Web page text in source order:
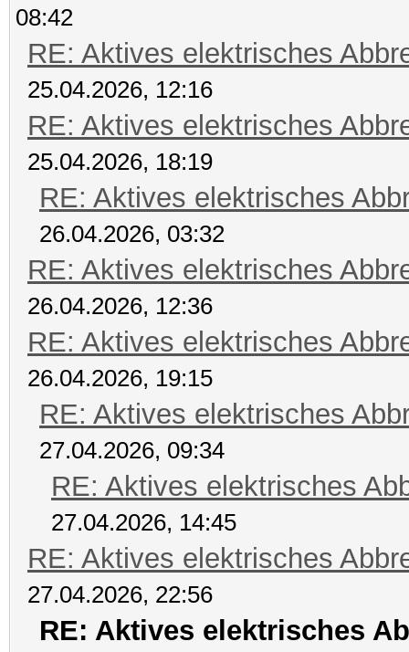
08:42
RE: Aktives elektrisches
25.04.2026, 12:16
RE: Aktives elektrisches
25.04.2026, 18:19
RE: Aktives elektrisches
26.04.2026, 03:32
RE: Aktives elektrisches
26.04.2026, 12:36
RE: Aktives elektrisches
26.04.2026, 19:15
RE: Aktives elektrisches
27.04.2026, 09:34
RE: Aktives elektrisches
27.04.2026, 14:45
RE: Aktives elektrisches
27.04.2026, 22:56
RE: Aktives elektrisches